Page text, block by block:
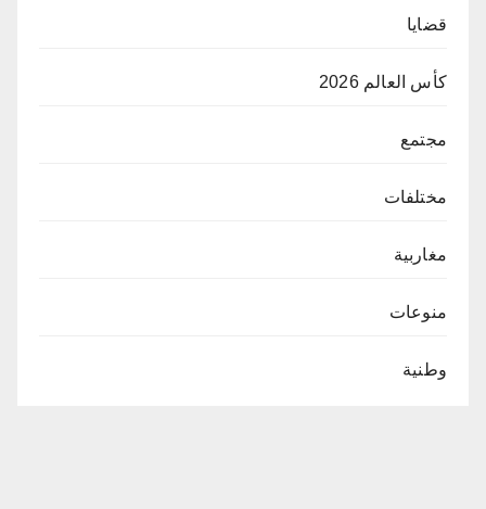
قضايا
كأس العالم 2026
مجتمع
مختلفات
مغاربية
منوعات
وطنية